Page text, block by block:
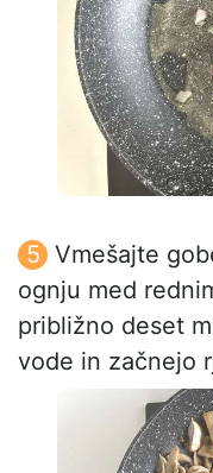
Vmešajte
ognju med
približno deset
vode in začnejo